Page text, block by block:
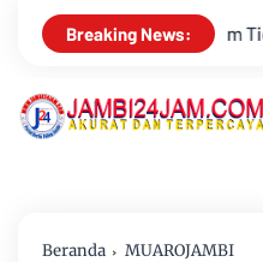
Breaking News:
Persepsi: Kritik Terhadap
Beranda MUAROJAMBI